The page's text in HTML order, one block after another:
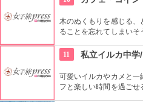
木のぬくもりを感じる
ることを忘れてしまいそ
の「おもてなし」に驚
ホテル？とため息がでて
11 私立イルカ中
可愛いイルカやカメと一
フと楽しい時間を過ごせ